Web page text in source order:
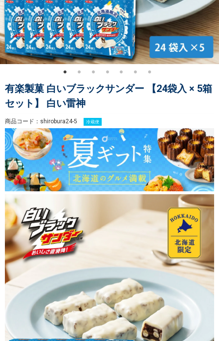
有楽製菓 白いブラックサンダー 【24袋入 × 5箱
セット】 白い雷神
商品コード：shirobura24-5 冷蔵便